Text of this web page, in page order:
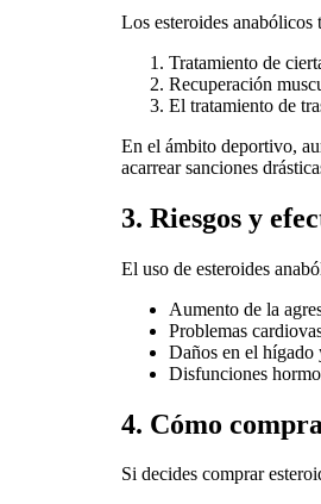
Los esteroides
Tratamiento de
Recuperación
El tratamiento de
En el ámbito deportivo,
acarrear sanciones
3. Riesgos y
El uso de esteroides
Aumento de la
Problemas
Daños en el hígado
Disfunciones
4. Cómo
Si decides comprar